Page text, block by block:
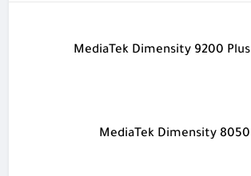
MediaTek Dimensity 9200 Plus
MediaTek Dimensity 8050